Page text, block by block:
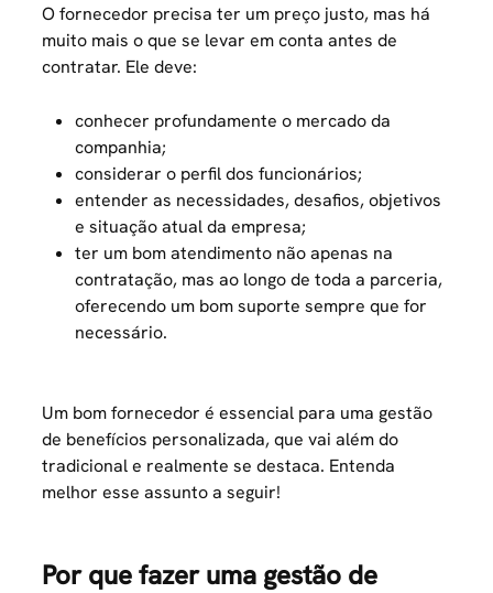
O fornecedor precisa ter um preço justo, mas há
muito mais o que se levar em conta antes de
contratar. Ele deve:
conhecer profundamente o mercado da
companhia;
considerar o perfil dos funcionários;
entender as necessidades, desafios, objetivos
e situação atual da empresa;
ter um bom atendimento não apenas na
contratação, mas ao longo de toda a parceria,
oferecendo um bom suporte sempre que for
necessário.
Um bom fornecedor é essencial para uma gestão
de benefícios personalizada, que vai além do
tradicional e realmente se destaca. Entenda
melhor esse assunto a seguir!
Por que fazer uma gestão de